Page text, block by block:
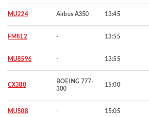
MU224 Airbus A350 13:45
FM812 - 13:55
MU8596 - 13:55
CX380
BOEING 777-
300
15:00
MU508 - 15:05